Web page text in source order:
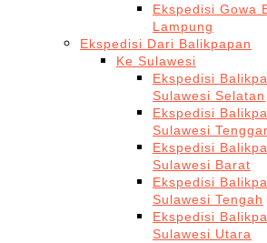
Ekspedisi Gowa
Lampung
Ekspedisi Dari Balikpapan
Ke Sulawesi
Ekspedisi
Sulawesi Selatan
Ekspedisi
Sulawesi
Ekspedisi
Sulawesi Barat
Ekspedisi
Sulawesi Tengah
Ekspedisi
Sulawesi Utara